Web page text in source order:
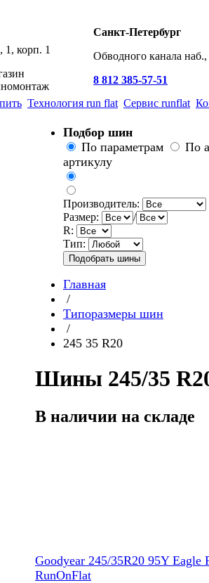
корп. 1
Санкт-Петербург
Обводного канала
8 812 385-57-51
Технология run flat Сервис runflat
Подбор шин
По параметрам
По
артикулу
Производитель:
Размер:
/
R:
Тип:
Главная
/
Типоразмеры шин
/
245 35 R20
Шины 245/35
В наличии на складе
Goodyear 245/35R20 95Y
RunOnFlat